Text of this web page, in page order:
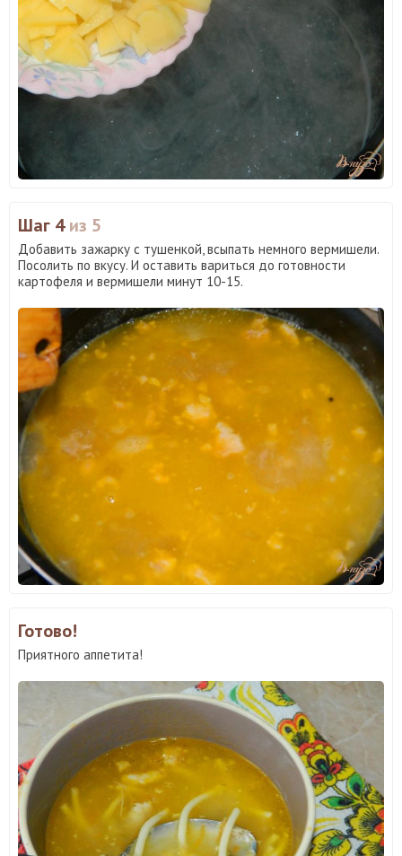
Шаг 4из 5
Добавить зажарку с тушенкой, всыпать немного вермишели.
Посолить по вкусу. И оставить вариться до готовности
картофеля и вермишели минут 10-15.
Готово!
Приятного аппетита!